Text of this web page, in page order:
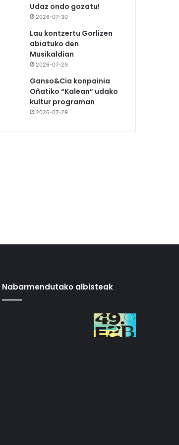
Udaz ondo gozatu!
2026-07-30
Lau kontzertu Gorlizen
abiatuko den
Musikaldian
2026-07-29
Ganso&Cia konpainia
Oñatiko “Kalean” udako
kultur programan
2026-07-29
Nabarmendutako albisteak